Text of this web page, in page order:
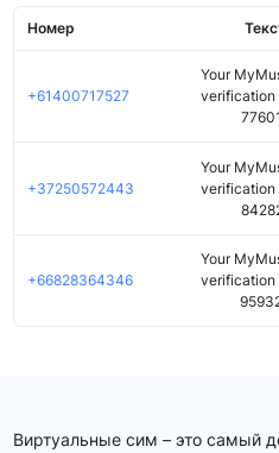
Номер
+61400717527
Your
verification
+37250572443
Your
verification
+66828364346
Your
verification
Виртуальные сим – это самый